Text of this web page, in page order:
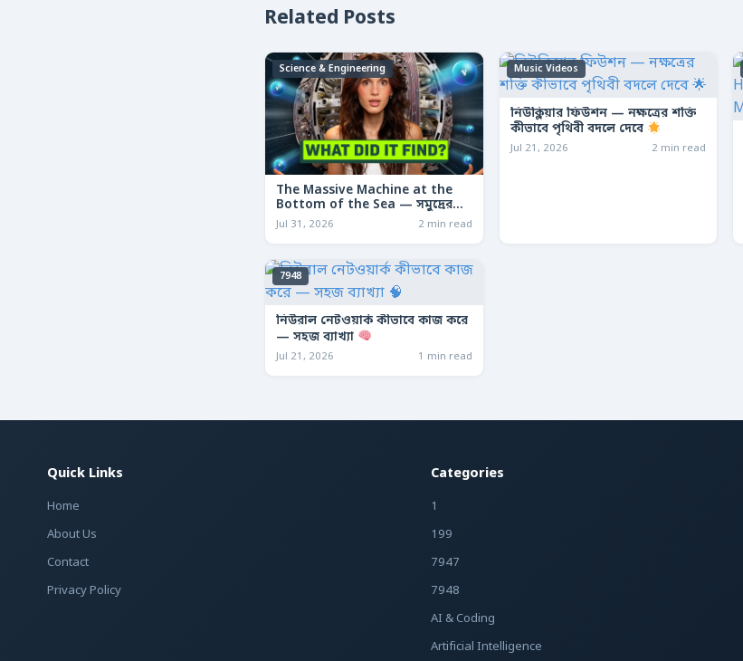
Related Posts
Science & Engineering
The Massive Machine at the
Bottom of the Sea — সমুদ্রের
তলদেশে লুকানো দৈত্যাকার মেশিন
Jul 31, 2026 2 min read
Music Videos
নিউক্লিয়ার ফিউশন — নক্ষত্রের শক্তি
কীভাবে পৃথিবী বদলে দেবে
Jul 21, 2026 2 min read
7948
নিউরাল নেটওয়ার্ক কীভাবে কাজ করে
— সহজ ব্যাখ্যা
Jul 21, 2026 1 min read
Quick Links
Home
About Us
Contact
Privacy Policy
Categories
1
199
7947
7948
AI & Coding
Artificial Intelligence